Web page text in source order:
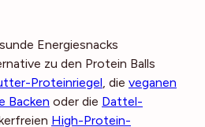
Energiesnacks
zu den Protein Balls
Proteinriegel, die veganen
Backen oder die Dattel-
High-Protein-